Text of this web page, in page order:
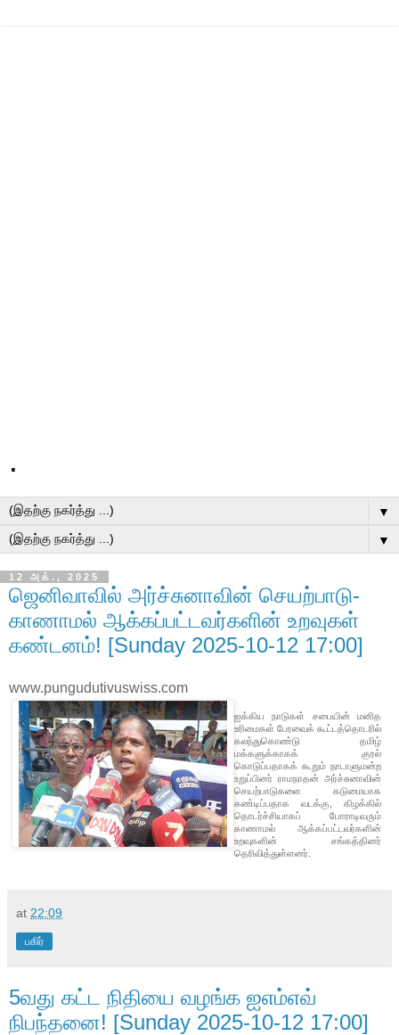
.
▼
▼
12 அக்., 2025
ஜெனிவாவில் அர்ச்சுனாவின் செயற்பாடு-
காணாமல் ஆக்கப்பட்டவர்களின் உறவுகள்
கண்டனம்! [Sunday 2025-10-12 17:00]
www.pungudutivuswiss.com
ஐக்கிய நாடுகள் சபையின் மனித
உரிமைகள் பேரவைக் கூட்டத்தொடரில்
கலந்துகொண்டு தமிழ்
மக்களுக்காகக் குரல்
கொடுப்பதாகக் கூறும் நாடாளுமன்ற
உறுப்பினர் ராமநாதன் அர்ச்சுனாவின்
செயற்பாடுகளை கடுமையாக
கண்டிப்பதாக வடக்கு, கிழக்கில்
தொடர்ச்சியாகப் போராடிவரும்
காணாமல் ஆக்கப்பட்டவர்களின்
உறவுகளின் சங்கத்தினர்
தெரிவித்துள்ளனர்.
at 22:09
பகிர்
5வது கட்ட நிதியை வழங்க ஐஎம்எவ்
நிபந்தனை! [Sunday 2025-10-12 17:00]